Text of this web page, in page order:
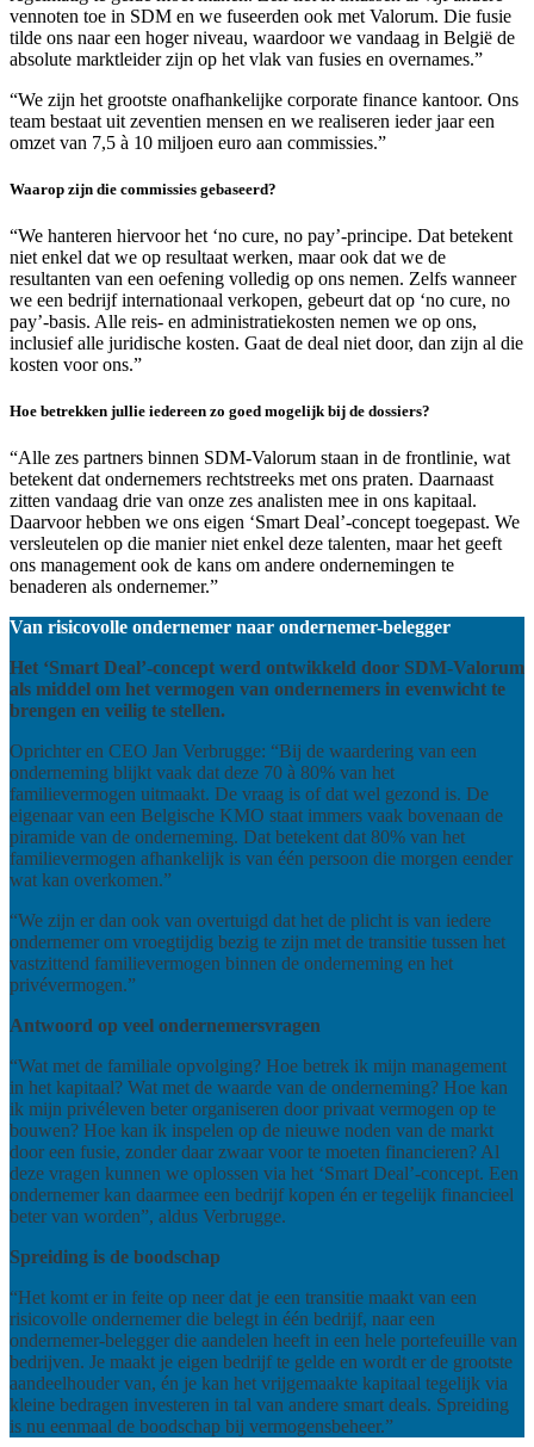
vennoten toe in SDM en we fuseerden ook met Valorum. Die fusie
tilde ons naar een hoger niveau, waardoor we vandaag in België de
absolute marktleider zijn op het vlak van fusies en overnames.”
“We zijn het grootste onafhankelijke corporate finance kantoor. Ons
team bestaat uit zeventien mensen en we realiseren ieder jaar een
omzet van 7,5 à 10 miljoen euro aan commissies.”
Waarop zijn die commissies gebaseerd?
“We hanteren hiervoor het ‘no cure, no pay’-principe. Dat betekent
niet enkel dat we op resultaat werken, maar ook dat we de
resultanten van een oefening volledig op ons nemen. Zelfs wanneer
we een bedrijf internationaal verkopen, gebeurt dat op ‘no cure, no
pay’-basis. Alle reis- en administratiekosten nemen we op ons,
inclusief alle juridische kosten. Gaat de deal niet door, dan zijn al die
kosten voor ons.”
Hoe betrekken jullie iedereen zo goed mogelijk bij de dossiers?
“Alle zes partners binnen SDM-Valorum staan in de frontlinie, wat
betekent dat ondernemers rechtstreeks met ons praten. Daarnaast
zitten vandaag drie van onze zes analisten mee in ons kapitaal.
Daarvoor hebben we ons eigen ‘Smart Deal’-concept toegepast. We
versleutelen op die manier niet enkel deze talenten, maar het geeft
ons management ook de kans om andere ondernemingen te
benaderen als ondernemer.”
Van risicovolle ondernemer naar ondernemer-belegger
Het ‘Smart Deal’-concept werd ontwikkeld door SDM-Valorum
als middel om het vermogen van ondernemers in evenwicht te
brengen en veilig te stellen.
Oprichter en CEO Jan Verbrugge: “Bij de waardering van een
onderneming blijkt vaak dat deze 70 à 80% van het
familievermogen uitmaakt. De vraag is of dat wel gezond is. De
eigenaar van een Belgische KMO staat immers vaak bovenaan de
piramide van de onderneming. Dat betekent dat 80% van het
familievermogen afhankelijk is van één persoon die morgen eender
wat kan overkomen.”
“We zijn er dan ook van overtuigd dat het de plicht is van iedere
ondernemer om vroegtijdig bezig te zijn met de transitie tussen het
vastzittend familievermogen binnen de onderneming en het
privévermogen.”
Antwoord op veel ondernemersvragen
“Wat met de familiale opvolging? Hoe betrek ik mijn management
in het kapitaal? Wat met de waarde van de onderneming? Hoe kan
ik mijn privéleven beter organiseren door privaat vermogen op te
bouwen? Hoe kan ik inspelen op de nieuwe noden van de markt
door een fusie, zonder daar zwaar voor te moeten financieren? Al
deze vragen kunnen we oplossen via het ‘Smart Deal’-concept. Een
ondernemer kan daarmee een bedrijf kopen én er tegelijk financieel
beter van worden”, aldus Verbrugge.
Spreiding is de boodschap
“Het komt er in feite op neer dat je een transitie maakt van een
risicovolle ondernemer die belegt in één bedrijf, naar een
ondernemer-belegger die aandelen heeft in een hele portefeuille van
bedrijven. Je maakt je eigen bedrijf te gelde en wordt er de grootste
aandeelhouder van, én je kan het vrijgemaakte kapitaal tegelijk via
kleine bedragen investeren in tal van andere smart deals. Spreiding
is nu eenmaal de boodschap bij vermogensbeheer.”